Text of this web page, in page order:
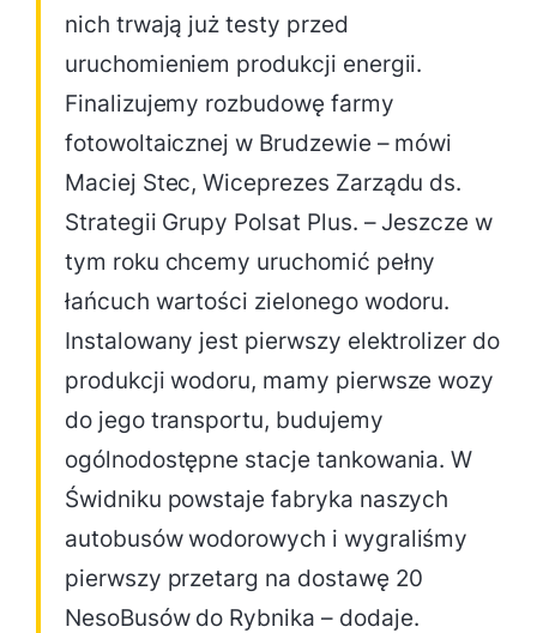
nich trwają już testy przed
uruchomieniem produkcji energii.
Finalizujemy rozbudowę farmy
fotowoltaicznej w Brudzewie – mówi
Maciej Stec, Wiceprezes Zarządu ds.
Strategii Grupy Polsat Plus. – Jeszcze w
tym roku chcemy uruchomić pełny
łańcuch wartości zielonego wodoru.
Instalowany jest pierwszy elektrolizer do
produkcji wodoru, mamy pierwsze wozy
do jego transportu, budujemy
ogólnodostępne stacje tankowania. W
Świdniku powstaje fabryka naszych
autobusów wodorowych i wygraliśmy
pierwszy przetarg na dostawę 20
NesoBusów do Rybnika – dodaje.